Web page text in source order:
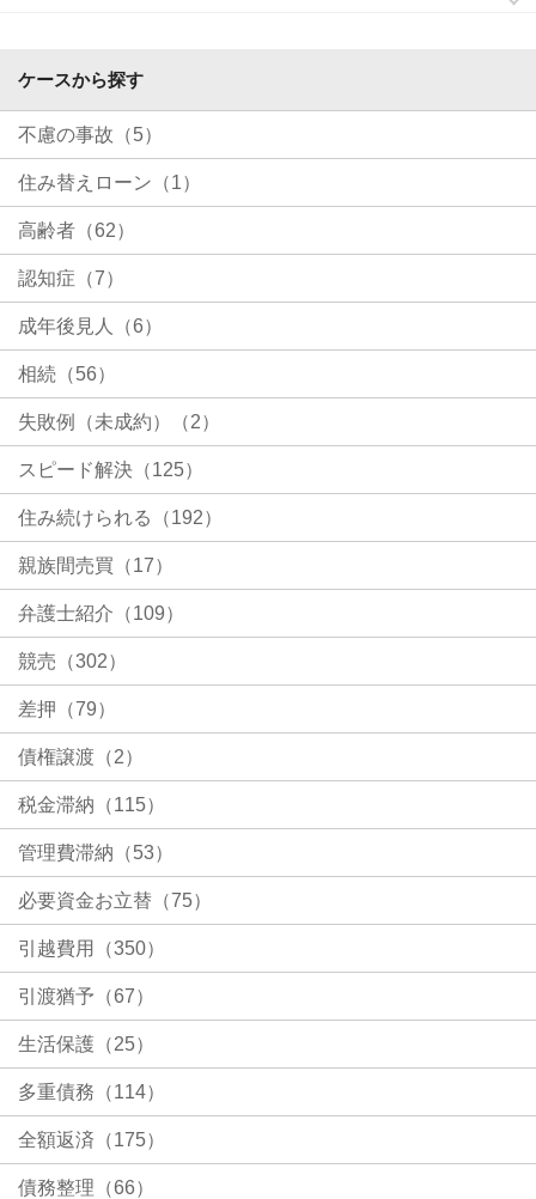
ケースから探す
不慮の事故（5）
住み替えローン（1）
高齢者（62）
認知症（7）
成年後見人（6）
相続（56）
失敗例（未成約）（2）
スピード解決（125）
住み続けられる（192）
親族間売買（17）
弁護士紹介（109）
競売（302）
差押（79）
債権譲渡（2）
税金滞納（115）
管理費滞納（53）
必要資金お立替（75）
引越費用（350）
引渡猶予（67）
生活保護（25）
多重債務（114）
全額返済（175）
債務整理（66）